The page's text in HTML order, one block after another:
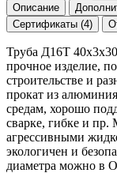
Описание
Сертификаты (4)
Труба Д16Т
прочное изделие,
строительстве и
прокат из
средам, хорошо
сварке, гибке и пр.
агрессивными
экологичен и
диаметра можно в